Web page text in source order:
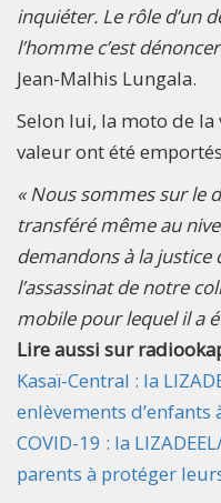
inquiéter. Le rôle d’un
l’homme c’est
Jean-Malhis Lungala.
Selon lui, la moto de la
valeur ont été
« Nous sommes sur le
transféré même au
demandons à la
l’assassinat de notre
mobile pour lequel il a
Lire aussi sur
Kasaï-Central : la
enlèvements d’enfants
COVID-19 : la
parents à protéger